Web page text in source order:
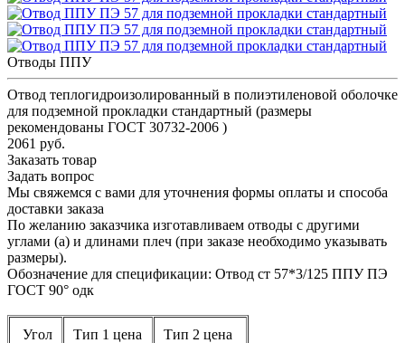
Отводы ППУ
Отвод теплогидроизолированный в полиэтиленовой оболочке
для подземной прокладки стандартный (размеры
рекомендованы ГОСТ 30732-2006 )
2061 руб.
Заказать товар
Задать вопрос
Мы свяжемся с вами для уточнения формы оплаты и способа
доставки заказа
По желанию заказчика изготавливаем отводы с другими
углами (a) и длинами плеч (при заказе необходимо указывать
размеры).
Обозначение для спецификации: Отвод ст 57*3/125 ППУ ПЭ
ГОСТ 90° одк
Угол Тип 1 цена Тип 2 цена